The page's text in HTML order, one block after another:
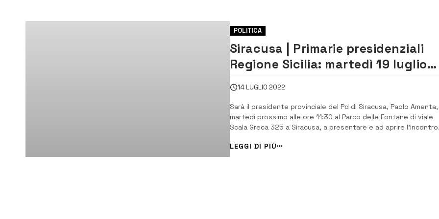
POLITICA
Siracusa | Primarie presidenziali
Regione Sicilia: martedì 19 luglio
incontro con Caterina Chinnici
14 LUGLIO 2022
Sarà il presidente provinciale del Pd di Siracusa, Paolo Amenta,
martedì prossimo alle ore 11:30 al Parco delle Fontane di viale
Scala Greca 325 a Siracusa, a presentare e ad aprire l’incontro
Partito Democratico alle Primarie per le Presidenziali della
Sicilia del pr...
LEGGI DI PIÙ